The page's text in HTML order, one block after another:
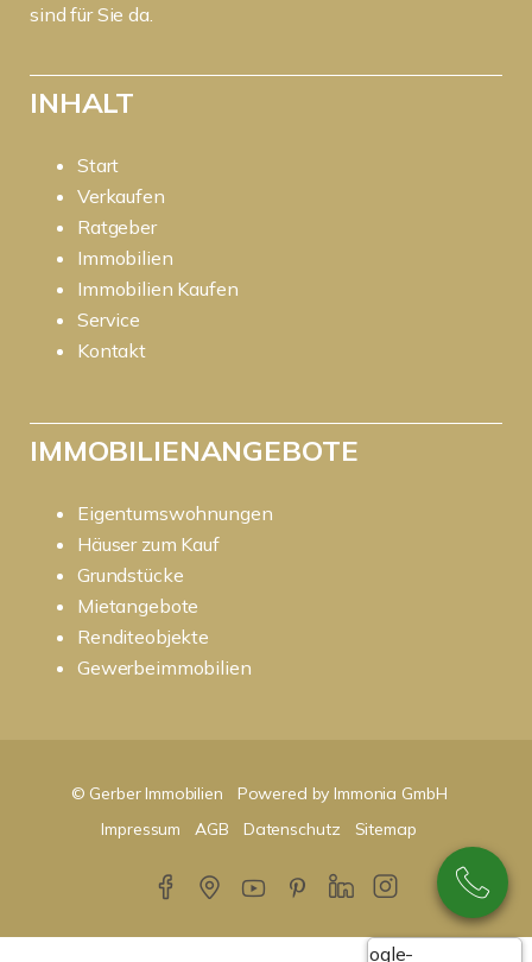
sind für Sie da.
INHALT
Start
Verkaufen
Ratgeber
Immobilien
Immobilien Kaufen
Service
Kontakt
IMMOBILIENANGEBOTE
Eigentumswohnungen
Häuser zum Kauf
Grundstücke
Mietangebote
Renditeobjekte
Gewerbeimmobilien
© Gerber Immobilien
Powered by Immonia GmbH
Impressum
AGB Datenschutz Sitemap
Google-